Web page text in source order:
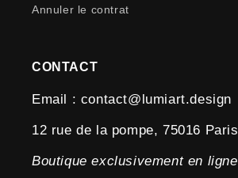
Annuler le contrat
CONTACT
Email : contact@lumiart.design
12 rue de la pompe, 75016 Paris
Boutique exclusivement en ligne